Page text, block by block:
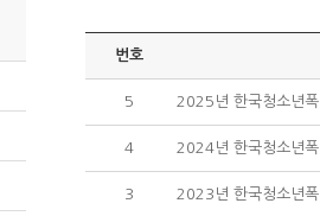
번호
5 2025년 한국청소년
4 2024년 한국청소년
3 2023년 한국청소년